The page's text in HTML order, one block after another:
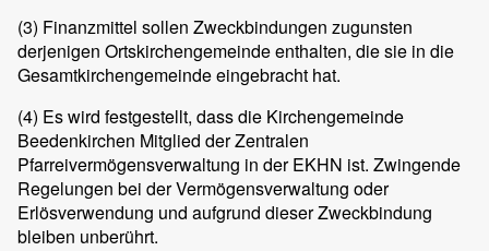
(3) Finanzmittel sollen Zweckbindungen zugunsten
derjenigen Ortskirchengemeinde enthalten, die sie in die
Gesamtkirchengemeinde eingebracht hat.
(4) Es wird festgestellt, dass die Kirchengemeinde
Beedenkirchen Mitglied der Zentralen
Pfarreivermögensverwaltung in der EKHN ist. Zwingende
Regelungen bei der Vermögensverwaltung oder
Erlösverwendung und aufgrund dieser Zweckbindung
bleiben unberührt.